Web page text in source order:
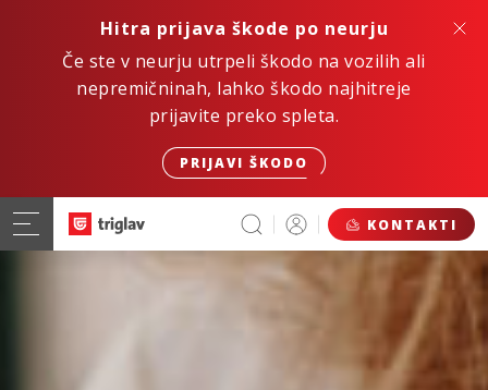
Hitra prijava škode po neurju
Če ste v neurju utrpeli škodo na vozilih ali
nepremičninah, lahko škodo najhitreje
prijavite preko spleta.
PRIJAVI ŠKODO
KONTAKTI